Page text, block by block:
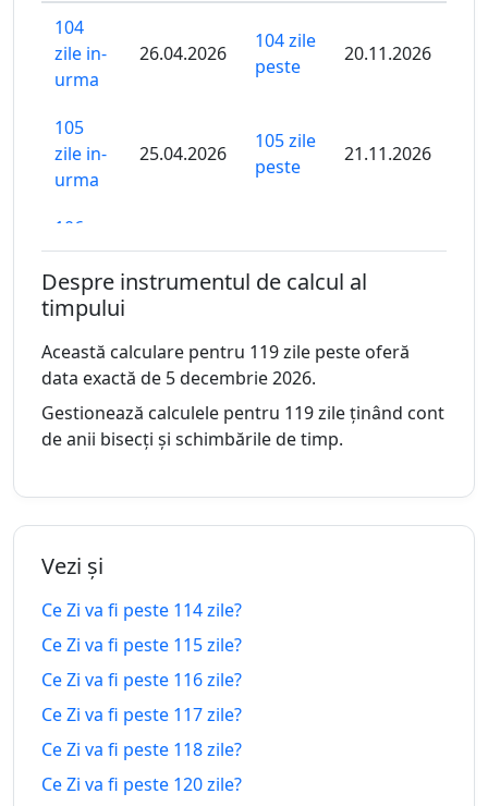
104
zile in-
urma
26.04.2026
104 zile
peste
20.11.2026
105
zile in-
urma
25.04.2026
105 zile
peste
21.11.2026
106
zile in-
urma
24.04.2026 22.11.2026
107
zile in-
urma
23.04.2026
107 zile
peste
23.11.2026
22.04.2026
108 zile
109
zile in-
urma
zile in-
urma
20.04.2026
111
zile in-
urma
19.04.2026
Despre instrumentul de calcul al
timpului
Această calculare pentru 119 zile peste oferă
data exactă de 5 decembrie 2026.
Gestionează calculele pentru 119 zile ținând cont
de anii bisecți și schimbările de timp.
Vezi și
Ce Zi va fi peste 114 zile?
Ce Zi va fi peste 115 zile?
Ce Zi va fi peste 116 zile?
Ce Zi va fi peste 117 zile?
Ce Zi va fi peste 118 zile?
Ce Zi va fi peste 120 zile?